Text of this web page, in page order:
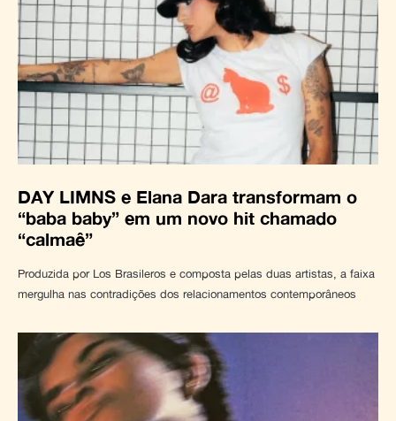
DAY LIMNS e Elana Dara transformam o
“baba baby” em um novo hit chamado
“calmaê”
Produzida por Los Brasileros e composta pelas duas artistas, a faixa
mergulha nas contradições dos relacionamentos contemporâneos